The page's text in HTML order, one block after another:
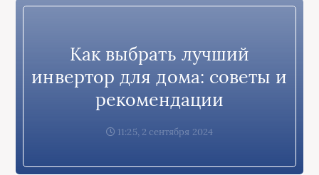
Как выбрать лучший
инвертор для дома: советы и
рекомендации
11:25, 2 сентября 2024